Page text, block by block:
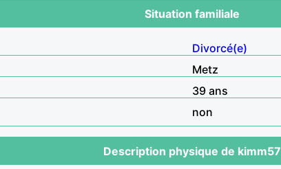
Situation familiale
Divorcé(e)
Metz
39 ans
non
Description physique de kimm57